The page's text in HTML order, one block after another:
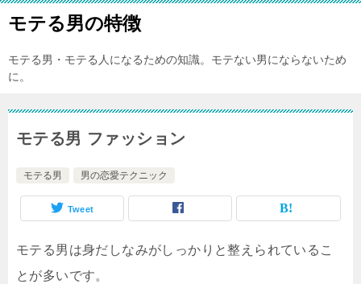
モテる男の特徴
モテる男・モテる人になるための知識。モテない男にならないため
に。
モテる男 ファッション
モテる男 男の恋愛テクニック
Tweet
モテる男は身だしなみがしっかりと整えられているこ
とが多いです。